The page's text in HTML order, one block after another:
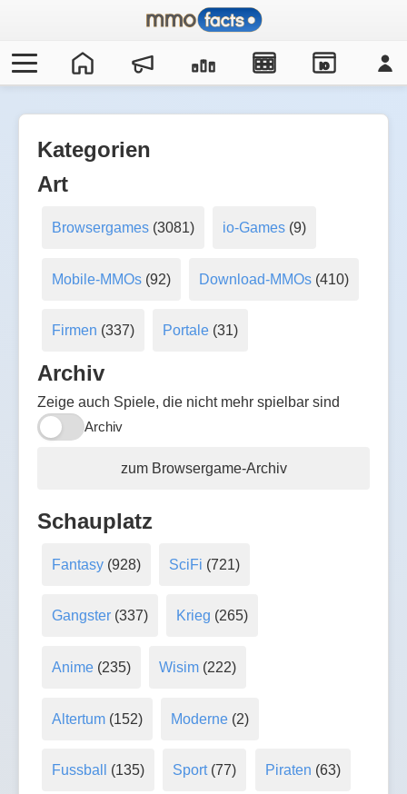
IO
Kategorien
Art
Browsergames(3081) io-Games (9)
Mobile-MMOs(92) Download-MMOs (410)
Firmen (337) Portale (31)
Archiv
Zeige auch Spiele, die nicht mehr spielbar sind
Archiv
zum Browsergame-Archiv
Schauplatz
Fantasy(928) SciFi (721)
Gangster(337) Krieg (265)
Anime(235) Wisim (222)
Altertum(152) Moderne (2)
Fussball (135) Sport(77) Piraten (63)